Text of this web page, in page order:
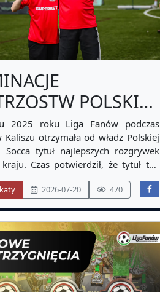
POLSKI
-2025 roku Liga Fanów podczas
Kaliszu otrzymała od władz Polskiej
Socca tytuł najlepszych rozgrywek
Czas potwierdził, że tytuł ten
pochopnie. Jeszcze w 2025
czterech najważniejszych
W głównej mierze za sprawą
2026-07-20 470